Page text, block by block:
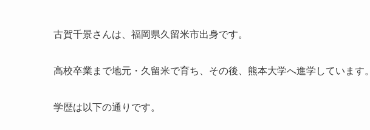
古賀千景さんは、福岡県久留米市出身です。
高校卒業まで地元・久留米で育ち、その後、熊本大学へ進学しています。
学歴は以下の通りです。